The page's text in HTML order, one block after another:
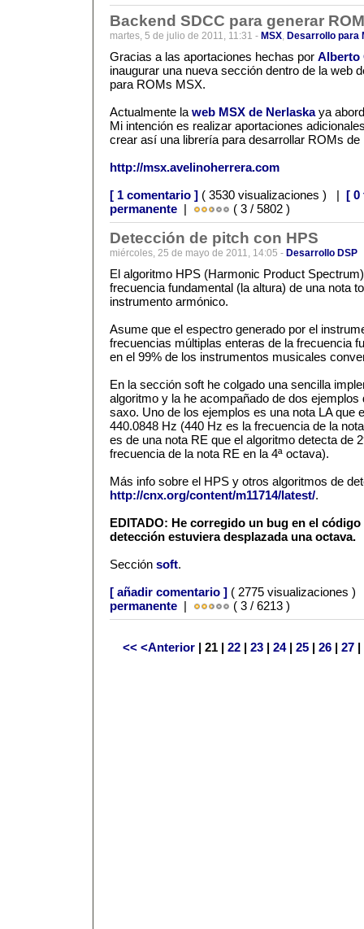
Backend SDCC para generar
martes, 5 de julio de 2011, 11:31 - MSX, Desarrollo para
Gracias a las aportaciones hechas por Alberto
inaugurar una nueva sección dentro de la web
para ROMs MSX.
Actualmente la web MSX de Nerlaskaya
Mi intención es realizar aportaciones
crear así una librería para desarrollar ROMs de
http://msx.avelinoherrera.com
[ 1 comentario ] ( 3530 visualizaciones ) | [ 0
permanente | ( 3 / 5802 )
Detección de pitch con HPS
miércoles, 25 de mayo de 2011, 14:05 - Desarrollo DSP
El algoritmo HPS (Harmonic Product
frecuencia fundamental (la altura) de una nota
instrumento armónico.
Asume que el espectro generado por el
frecuencias múltiplas enteras de la frecuencia
en el 99% de los instrumentos musicales
En la sección soft he colgado una sencilla
algoritmo y la he acompañado de dos
saxo. Uno de los ejemplos es una nota LA que
440.0848 Hz (440 Hz es la frecuencia de la
es de una nota RE que el algoritmo detecta de
frecuencia de la nota RE en la 4ª octava).
Más info sobre el HPS y otros algoritmos de
http://cnx.org/content/m11714/latest/.
EDITADO: He corregido un bug en el
detección estuviera desplazada una octava.
Sección soft.
[ añadir comentario ] ( 2775 visualizaciones
permanente | ( 3 / 6213 )
<< <Anterior | 21 | 22| 23| 24| 25| 26| 27|